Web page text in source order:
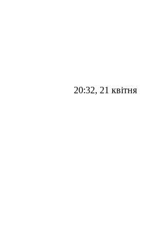
20:32, 21 квітня